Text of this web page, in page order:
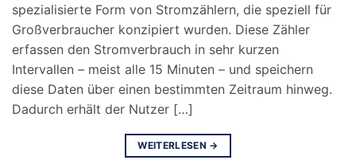
spezialisierte Form von Stromzählern, die speziell für
Großverbraucher konzipiert wurden. Diese Zähler
erfassen den Stromverbrauch in sehr kurzen
Intervallen – meist alle 15 Minuten – und speichern
diese Daten über einen bestimmten Zeitraum hinweg.
Dadurch erhält der Nutzer […]
WEITERLESEN →